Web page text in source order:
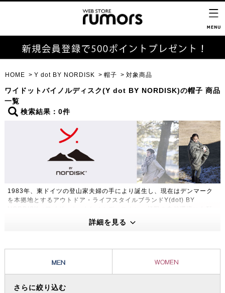
HOME Y dot BY NORDISK 帽子 対象商品
ワイドットバイノルディスク(Y dot BY NORDISK)の帽子 商品
一覧
検索結果：0件
1983年、東ドイツの登山家夫婦の手により誕生し、現在はデンマーク
を本拠地とするアウトドア・ライフスタイルブランドY(dot) BY
えうる高い機能性・保温性をもつプロダクトは、アウトドアのプロフェ
ッショナルたちから信頼を集め、数々の過酷な冒険やレースを支えてき
詳細を見る
さらに絞り込む